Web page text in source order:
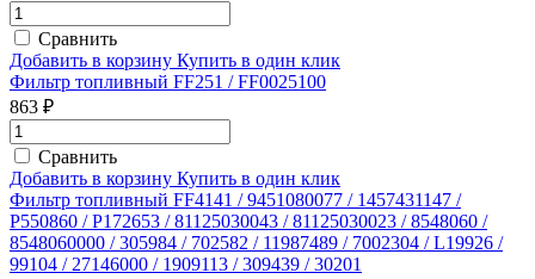
Сравнить
Добавить в корзину Купить в один клик
Фильтр топливный FF251 / FF0025100
863 ₽
Сравнить
Добавить в корзину Купить в один клик
Фильтр топливный FF4141 / 9451080077 / 1457431147 /
P550860 / P172653 / 81125030043 / 81125030023 / 8548060 /
8548060000 / 305984 / 702582 / 11987489 / 7002304 / L19926 /
99104 / 27146000 / 1909113 / 309439 / 30201